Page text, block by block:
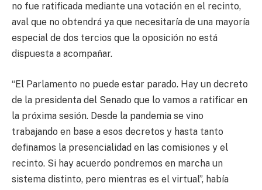
no fue ratificada mediante una votación en el recinto,
aval que no obtendrá ya que necesitaría de una mayoría
especial de dos tercios que la oposición no está
dispuesta a acompañar.
“El Parlamento no puede estar parado. Hay un decreto
de la presidenta del Senado que lo vamos a ratificar en
la próxima sesión. Desde la pandemia se vino
trabajando en base a esos decretos y hasta tanto
definamos la presencialidad en las comisiones y el
recinto. Si hay acuerdo pondremos en marcha un
sistema distinto, pero mientras es el virtual”, había